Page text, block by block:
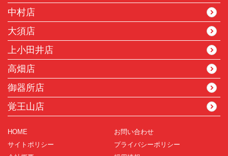
中村店
大須店
上小田井店
高畑店
御器所店
覚王山店
HOME
お問い合わせ
サイトポリシー
プライバシーポリシー